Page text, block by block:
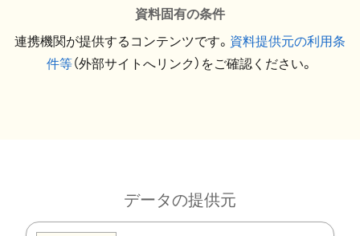
資料固有の条件
連携機関が提供するコンテンツです。 資料提供元の利用条
件等（外部サイトへリンク）をご確認ください。
データの提供元